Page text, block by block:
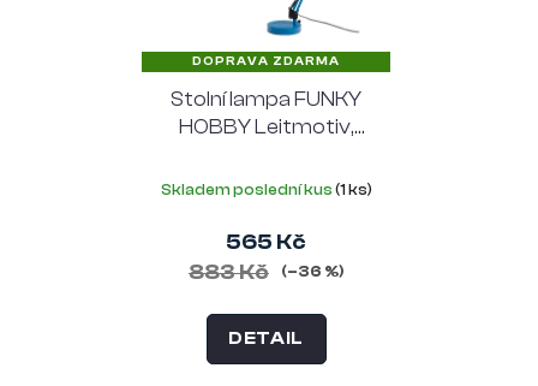
DOPRAVA ZDARMA
Stolní lampa FUNKY
HOBBY Leitmotiv,
Skladem poslední kus (1 ks)
565 Kč
883 Kč
(–36 %)
DETAIL